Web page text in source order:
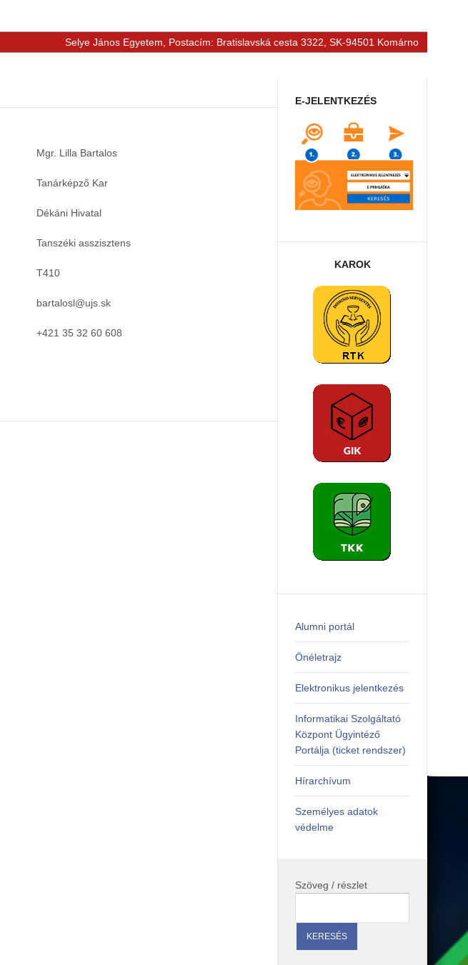
Selye János Egyetem, Postacím: Bratislavská cesta 3322, SK-94501 Komárno
Mgr. Lilla Bartalos
Tanárképző Kar
Dékáni Hivatal
Tanszéki asszisztens
T410
+421 35 32 60 608
E-JELENTKEZÉS
KAROK
Alumni portál
Önéletrajz
Elektronikus jelentkezés
Informatikai Szolgáltató
Központ Ügyintéző
Portálja (ticket rendszer)
Hírarchívum
Személyes adatok
védelme
Szöveg / részlet